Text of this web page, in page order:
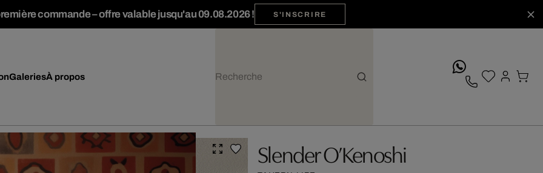
commande – offre valable jusqu'au 09.08.2026 ! S'INSCRIRE
GaleriesÀ propos
Slender O’Kenoshi